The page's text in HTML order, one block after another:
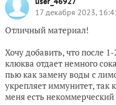
17 декабря 2023,
Отличный материал!
Хочу добавить, что после
клюква отдает немного
пью как замену воды с
укрепляет иммунитет, так
меня есть